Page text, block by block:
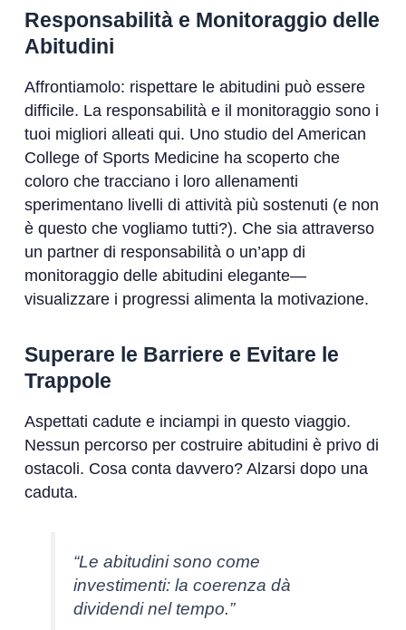
Responsabilità e Monitoraggio delle
Abitudini
Affrontiamolo: rispettare le abitudini può essere
difficile. La responsabilità e il monitoraggio sono i
tuoi migliori alleati qui. Uno studio del American
College of Sports Medicine ha scoperto che
coloro che tracciano i loro allenamenti
sperimentano livelli di attività più sostenuti (e non
è questo che vogliamo tutti?). Che sia attraverso
un partner di responsabilità o un’app di
monitoraggio delle abitudini elegante—
visualizzare i progressi alimenta la motivazione.
Superare le Barriere e Evitare le
Trappole
Aspettati cadute e inciampi in questo viaggio.
Nessun percorso per costruire abitudini è privo di
ostacoli. Cosa conta davvero? Alzarsi dopo una
caduta.
“Le abitudini sono come
investimenti: la coerenza dà
dividendi nel tempo.”